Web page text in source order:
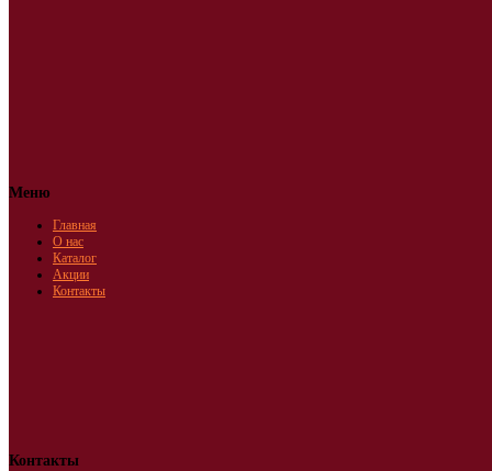
Меню
Главная
О нас
Каталог
Акции
Контакты
Контакты